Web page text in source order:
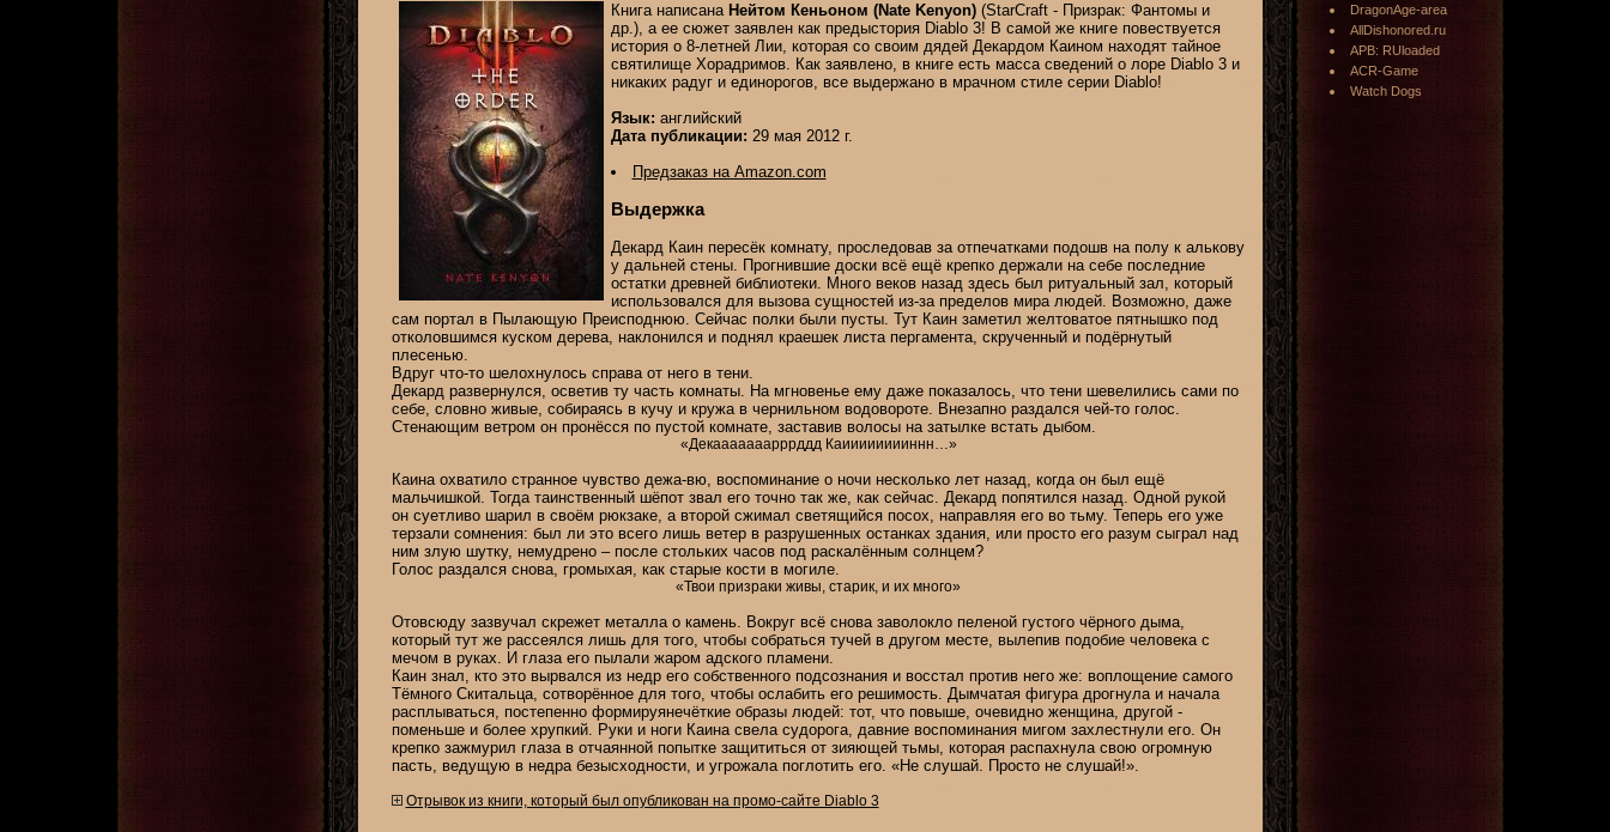
Книга написана Нейтом Кеньоном (Nate Kenyon)(StarCraft - Призрак: Фантомы и
др.), а ее сюжет заявлен как предыстория Diablo 3! В самой же книге повествуется
история о 8-летней Лии, которая со своим дядей Декардом Каином находят тайное
святилище Хорадримов. Как заявлено, в книге есть масса сведений о лоре Diablo 3 и
никаких радуг и единорогов, все выдержано в мрачном стиле серии Diablo!
Язык: английский
Дата публикации: 29 мая 2012 г.
Предзаказ на Amazon.com
Выдержка
Декард Каин пересёк комнату, проследовав за отпечатками подошв на полу к алькову
у дальней стены. Прогнившие доски всё ещё крепко держали на себе последние
остатки древней библиотеки. Много веков назад здесь был ритуальный зал, который
использовался для вызова сущностей из-за пределов мира людей. Возможно, даже
сам портал в Пылающую Преисподнюю. Сейчас полки были пусты. Тут Каин заметил желтоватое пятнышко под
отколовшимся куском дерева, наклонился и поднял краешек листа пергамента, скрученный и подёрнутый
плесенью.
Вдруг что-то шелохнулось справа от него в тени.
Декард развернулся, осветив ту часть комнаты. На мгновенье ему даже показалось, что тени шевелились сами по
себе, словно живые, собираясь в кучу и кружа в чернильном водовороте. Внезапно раздался чей-то голос.
Стенающим ветром он пронёсся по пустой комнате, заставив волосы на затылке встать дыбом.
«Декааааааарррддд Каииииииииннн…»
Каина охватило странное чувство дежа-вю, воспоминание о ночи несколько лет назад, когда он был ещё
мальчишкой. Тогда таинственный шёпот звал его точно так же, как сейчас. Декард попятился назад. Одной рукой
он суетливо шарил в своём рюкзаке, а второй сжимал светящийся посох, направляя его во тьму. Теперь его уже
терзали сомнения: был ли это всего лишь ветер в разрушенных останках здания, или просто его разум сыграл над
ним злую шутку, немудрено – после стольких часов под раскалённым солнцем?
Голос раздался снова, громыхая, как старые кости в могиле.
«Твои призраки живы, старик, и их много»
Отовсюду зазвучал скрежет металла о камень. Вокруг всё снова заволокло пеленой густого чёрного дыма,
который тут же рассеялся лишь для того, чтобы собраться тучей в другом месте, вылепив подобие человека с
мечом в руках. И глаза его пылали жаром адского пламени.
Каин знал, кто это вырвался из недр его собственного подсознания и восстал против него же: воплощение самого
Тёмного Скитальца, сотворённое для того, чтобы ослабить его решимость. Дымчатая фигура дрогнула и начала
расплываться, постепенно формируянечёткие образы людей: тот, что повыше, очевидно женщина, другой -
поменьше и более хрупкий. Руки и ноги Каина свела судорога, давние воспоминания мигом захлестнули его. Он
крепко зажмурил глаза в отчаянной попытке защититься от зияющей тьмы, которая распахнула свою огромную
пасть, ведущую в недра безысходности, и угрожала поглотить его. «Не слушай. Просто не слушай!».
Отрывок из книги, который был опубликован на промо-сайте Diablo 3
DragonAge-area
AllDishonored.ru
APB: RUloaded
ACR-Game
Watch Dogs